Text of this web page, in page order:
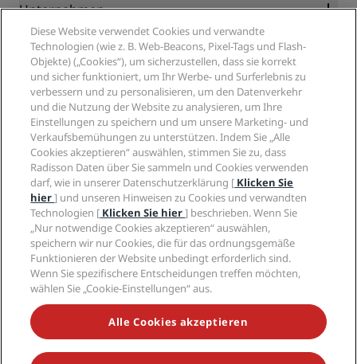
Neue und aufstrebende Hotels
Radisson Hotels APP
„Sports Approved“-Hotels
Familienfreundliche Hotels
Gesundheit & Sicherheit
Partner
Reisebüros
Unternehmen
Radisson Hotel Group
Medien
Karriere RHG
Karriere PPHE
Karrieren EHL
The Club by RHG
Entwicklungsmöglichkeiten
Responsible Business – Unser Engagement
Einkauf
Rechtliches
Privacy Centre
Rechtliche Hinweise
Radisson Rewards Geschäftsbedingungen
Website-Nutzungsvereinbarung
Digitale Barrierefreiheit
Moderne Sklaverei – Erklärung
Hilfe
Verbrauchermeldungen
Kontakt
FAQ
Inhaltsübersicht
Soziale Medien
Marken von Radisson Hotels
VERPASSEN SIE NIEMALS UNSERE BELIEBTESTEN
ANGEBOTE
Diese Website verwendet Cookies und verwandte
Technologien (wie z. B. Web-Beacons, Pixel-Tags und Flash-
Objekte) („Cookies“), um sicherzustellen, dass sie korrekt
und sicher funktioniert, um Ihr Werbe- und Surferlebnis zu
verbessern und zu personalisieren, um den Datenverkehr
und die Nutzung der Website zu analysieren, um Ihre
Einstellungen zu speichern und um unsere Marketing- und
Verkaufsbemühungen zu unterstützen. Indem Sie „Alle
Cookies akzeptieren“ auswählen, stimmen Sie zu, dass
Radisson Daten über Sie sammeln und Cookies verwenden
darf, wie in unserer Datenschutzerklärung [ Klicken Sie
hier] und unseren Hinweisen zu Cookies und verwandten
Technologien [ Klicken Sie hier] beschrieben. Wenn Sie
„Nur notwendige Cookies akzeptieren“ auswählen,
speichern wir nur Cookies, die für das ordnungsgemäße
Funktionieren der Website unbedingt erforderlich sind.
Wenn Sie spezifischere Entscheidungen treffen möchten,
wählen Sie „Cookie-Einstellungen“ aus.
Alle Cookies akzeptieren